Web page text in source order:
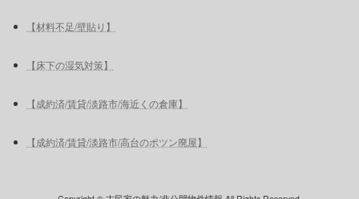
【材料不足/壁貼り】
【床下の湿気対策】
【成約済/賃貸/淡路市/海近くの倉庫】
【成約済/賃貸/淡路市/高台のポツン廃屋】